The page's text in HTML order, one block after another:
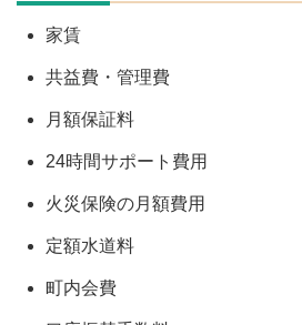
家賃
共益費・管理費
月額保証料
24時間サポート費用
火災保険の月額費用
定額水道料
町内会費